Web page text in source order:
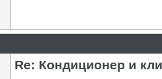
Re: Кондиционер и